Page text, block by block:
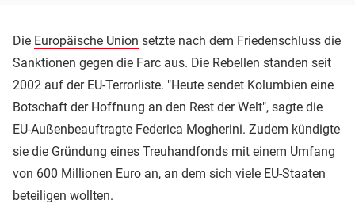
Die Europäische Union setzte nach dem Friedenschluss die
Sanktionen gegen die Farc aus. Die Rebellen standen seit
2002 auf der EU-Terrorliste. "Heute sendet Kolumbien eine
Botschaft der Hoffnung an den Rest der Welt", sagte die
EU-Außenbeauftragte Federica Mogherini. Zudem kündigte
sie die Gründung eines Treuhandfonds mit einem Umfang
von 600 Millionen Euro an, an dem sich viele EU-Staaten
beteiligen wollten.